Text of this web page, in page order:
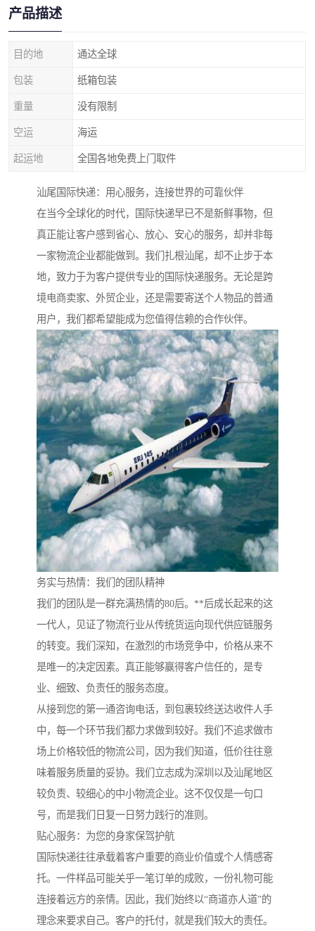
产品描述
目的地 通达全球
包装 纸箱包装
重量 没有限制
空运 海运
起运地 全国各地免费上门取件
汕尾国际快递：用心服务，连接世界的可靠伙伴
在当今全球化的时代，国际快递早已不是新鲜事物，但
真正能让客户感到省心、放心、安心的服务，却并非每
一家物流企业都能做到。我们扎根汕尾，却不止步于本
地，致力于为客户提供专业的国际快递服务。无论是跨
境电商卖家、外贸企业，还是需要寄送个人物品的普通
用户，我们都希望能成为您值得信赖的合作伙伴。
务实与热情：我们的团队精神
我们的团队是一群充满热情的80后。**后成长起来的这
一代人，见证了物流行业从传统货运向现代供应链服务
的转变。我们深知，在激烈的市场竞争中，价格从来不
是唯一的决定因素。真正能够赢得客户信任的，是专
业、细致、负责任的服务态度。
从接到您的第一通咨询电话，到包裹较终送达收件人手
中，每一个环节我们都力求做到较好。我们不追求做市
场上价格较低的物流公司，因为我们知道，低价往往意
味着服务质量的妥协。我们立志成为深圳以及汕尾地区
较负责、较细心的中小物流企业。这不仅仅是一句口
号，而是我们日复一日努力践行的准则。
贴心服务：为您的身家保驾护航
国际快递往往承载着客户重要的商业价值或个人情感寄
托。一件样品可能关乎一笔订单的成败，一份礼物可能
连接着远方的亲情。因此，我们始终以“商道亦人道”的
理念来要求自己。客户的托付，就是我们较大的责任。